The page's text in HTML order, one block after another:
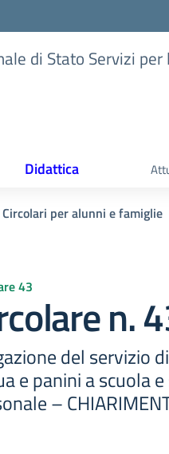
di Stato Servizi
Didattica
Circolari per alunni e famiglie
43
n.
del servizio
e panini a scuola
–